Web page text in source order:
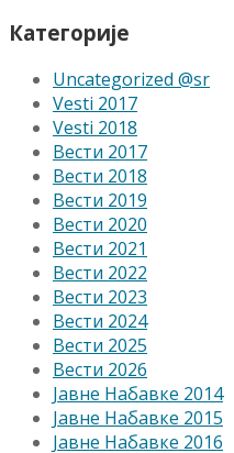
Категорије
Uncategorized @sr
Vesti 2017
Vesti 2018
Вести 2017
Вести 2018
Вести 2019
Вести 2020
Вести 2021
Вести 2022
Вести 2023
Вести 2024
Вести 2025
Вести 2026
Јавне Набавке 2014
Јавне Набавке 2015
Јавне Набавке 2016